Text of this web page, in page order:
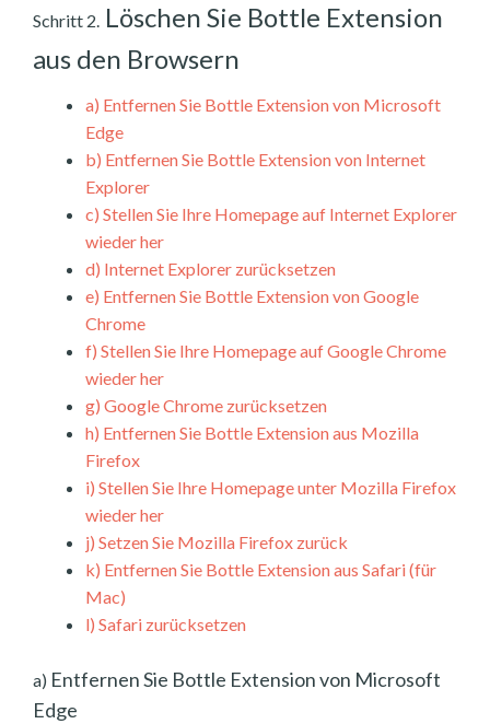
Schritt 2. Löschen Sie Bottle Extension
aus den Browsern
a) Entfernen Sie Bottle Extension von Microsoft
Edge
b) Entfernen Sie Bottle Extension von Internet
Explorer
c) Stellen Sie Ihre Homepage auf Internet Explorer
wieder her
d) Internet Explorer zurücksetzen
e) Entfernen Sie Bottle Extension von Google
Chrome
f) Stellen Sie Ihre Homepage auf Google Chrome
wieder her
g) Google Chrome zurücksetzen
h) Entfernen Sie Bottle Extension aus Mozilla
Firefox
i) Stellen Sie Ihre Homepage unter Mozilla Firefox
wieder her
j) Setzen Sie Mozilla Firefox zurück
k) Entfernen Sie Bottle Extension aus Safari (für
Mac)
l) Safari zurücksetzen
a) Entfernen Sie Bottle Extension von Microsoft
Edge